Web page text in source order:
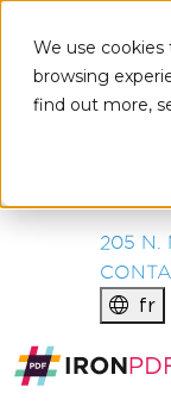
We use
browsing
find out more,
IRON
205 N.
fr